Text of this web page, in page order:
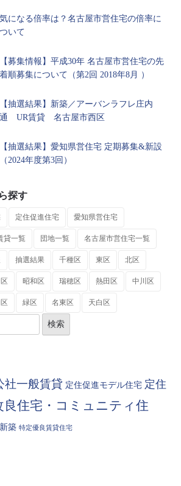
気になる倍率は？名古屋市営住宅の倍率に
ついて
【募集情報】平成30年 名古屋市営住宅の先
着順募集について（第2回 2018年8月 ）
【抽選結果】新築／アーバンラフレ庄内
通 UR賃貸 名古屋市西区
【抽選結果】愛知県営住宅 定期募集&新設
（2024年度第3回）
探す
定住促進住宅 愛知県営住宅
貸一覧 団地一覧 名古屋市営住宅一覧
抽選結果 千種区 東区 北区
昭和区 瑞穂区 熱田区 中川区
緑区 名東区 天白区
社一般賃貸 定住促進モデル住宅 定住
良住宅・コミュニティ住
新築 特定優良賃貸住宅